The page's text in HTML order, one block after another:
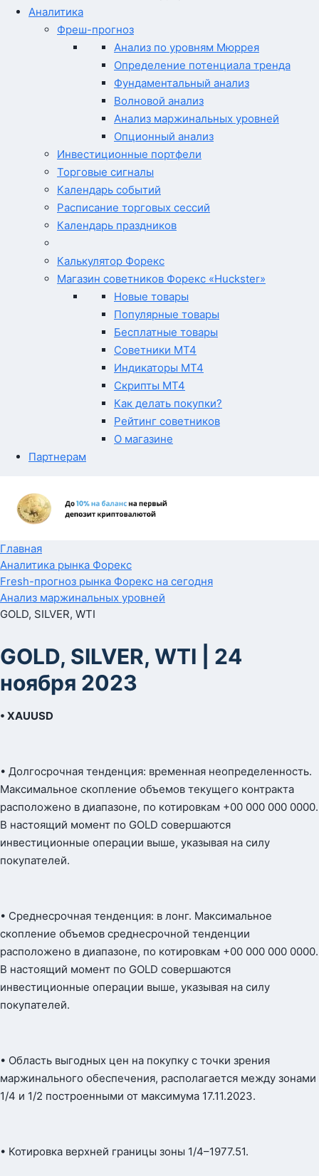
Аналитика
Фреш-прогноз
Анализ по уровням Мюррея
Определение потенциала тренда
Фундаментальный анализ
Волновой анализ
Анализ маржинальных уровней
Опционный анализ
Инвестиционные портфели
Торговые сигналы
Календарь событий
Расписание торговых сессий
Календарь праздников
Калькулятор Форекс
Магазин советников Форекс «Huckster»
Новые товары
Популярные товары
Бесплатные товары
Советники MT4
Индикаторы MT4
Скрипты MT4
Как делать покупки?
Рейтинг советников
О магазине
Партнерам
Главная
Аналитика рынка Форекс
Fresh-прогноз рынка Форекс на сегодня
Анализ маржинальных уровней
GOLD, SILVER, WTI
GOLD, SILVER, WTI | 24
ноября 2023
• XAUUSD
• Долгосрочная тенденция: временная неопределенность.
Максимальное скопление объемов текущего контракта
расположено в диапазоне, по котировкам +00 000 000 0000.
В настоящий момент по GOLD совершаются
инвестиционные операции выше, указывая на силу
покупателей.
• Среднесрочная тенденция: в лонг. Максимальное
скопление объемов среднесрочной тенденции
расположено в диапазоне, по котировкам +00 000 000 0000.
В настоящий момент по GOLD совершаются
инвестиционные операции выше, указывая на силу
покупателей.
• Область выгодных цен на покупку с точки зрения
маржинального обеспечения, располагается между зонами
1/4 и 1/2 построенными от максимума 17.11.2023.
• Котировка верхней границы зоны 1/4–1977.51.